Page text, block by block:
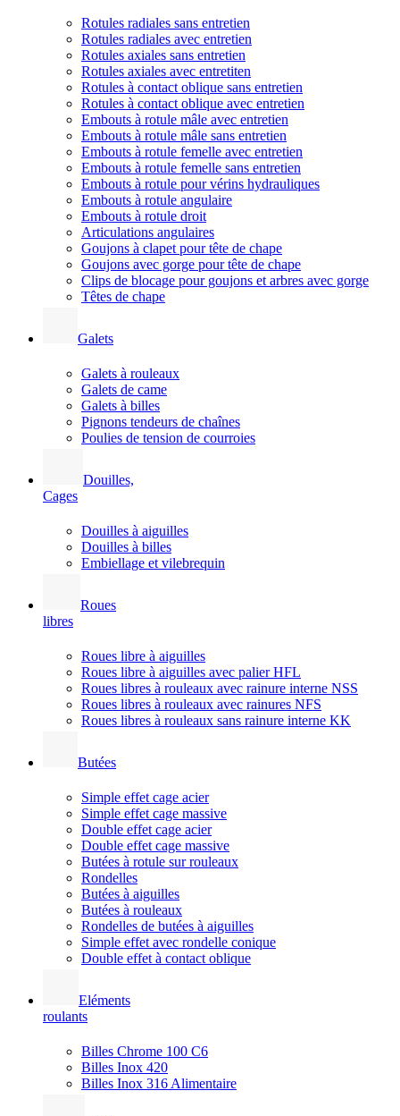
Rotules radiales sans entretien
Rotules radiales avec entretien
Rotules axiales sans entretien
Rotules axiales avec entretiten
Rotules à contact oblique sans entretien
Rotules à contact oblique avec entretien
Embouts à rotule mâle avec entretien
Embouts à rotule mâle sans entretien
Embouts à rotule femelle avec entretien
Embouts à rotule femelle sans entretien
Embouts à rotule pour vérins hydrauliques
Embouts à rotule angulaire
Embouts à rotule droit
Articulations angulaires
Goujons à clapet pour tête de chape
Goujons avec gorge pour tête de chape
Clips de blocage pour goujons et arbres avec gorge
Têtes de chape
Galets
Galets à rouleaux
Galets de came
Galets à billes
Pignons tendeurs de chaînes
Poulies de tension de courroies
Douilles,
Cages
Douilles à aiguilles
Douilles à billes
Embiellage et vilebrequin
Roues
libres
Roues libre à aiguilles
Roues libre à aiguilles avec palier HFL
Roues libres à rouleaux avec rainure interne NSS
Roues libres à rouleaux avec rainures NFS
Roues libres à rouleaux sans rainure interne KK
Butées
Simple effet cage acier
Simple effet cage massive
Double effet cage acier
Double effet cage massive
Butées à rotule sur rouleaux
Rondelles
Butées à aiguilles
Butées à rouleaux
Rondelles de butées à aiguilles
Simple effet avec rondelle conique
Double effet à contact oblique
Eléments
roulants
Billes Chrome 100 C6
Billes Inox 420
Billes Inox 316 Alimentaire